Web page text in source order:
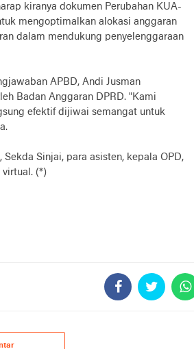
kiranya dokumen Perubahan KUA-
mengoptimalkan alokasi anggaran
dalam mendukung penyelenggaraan
APBD, Andi Jusman
Badan Anggaran DPRD. "Kami
efektif dijiwai semangat untuk
Sinjai, para asisten, kepala OPD,
virtual. (*)